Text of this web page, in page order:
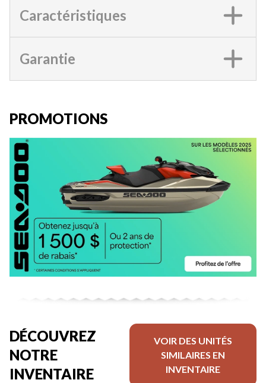
Caractéristiques
Garantie
PROMOTIONS
DÉCOUVREZ
NOTRE
INVENTAIRE
VOIR DES UNITÉS
SIMILAIRES EN
INVENTAIRE